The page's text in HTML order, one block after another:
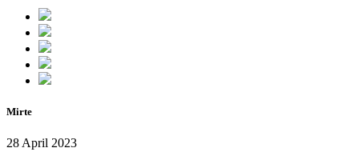
Mirte
28 April 2023